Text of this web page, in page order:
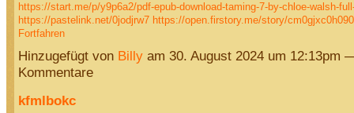
https://start.me/p/y9p6a2/pdf-epub-download-taming-7-by-chloe-walsh-
https://pastelink.net/0jodjrw7 https://open.firstory.me/story/
Fortfahren
Hinzugefügt von Billyam 30. August 2024 um 12:13pm
Kommentare
kfmlbokc